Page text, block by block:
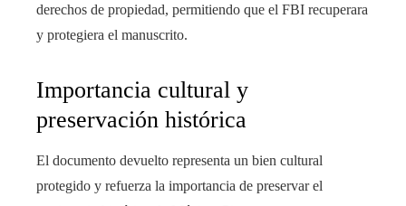
derechos de propiedad, permitiendo que el FBI recuperara
y protegiera el manuscrito.
Importancia cultural y
preservación histórica
El documento devuelto representa un bien cultural
protegido y refuerza la importancia de preservar el